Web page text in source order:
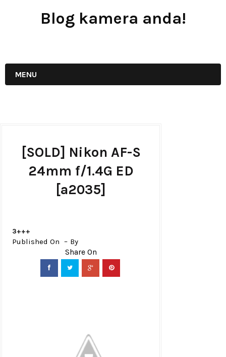
Blog kamera anda!
MENU
[SOLD] Nikon AF-S
24mm f/1.4G ED
[a2035]
3+++
Published On By